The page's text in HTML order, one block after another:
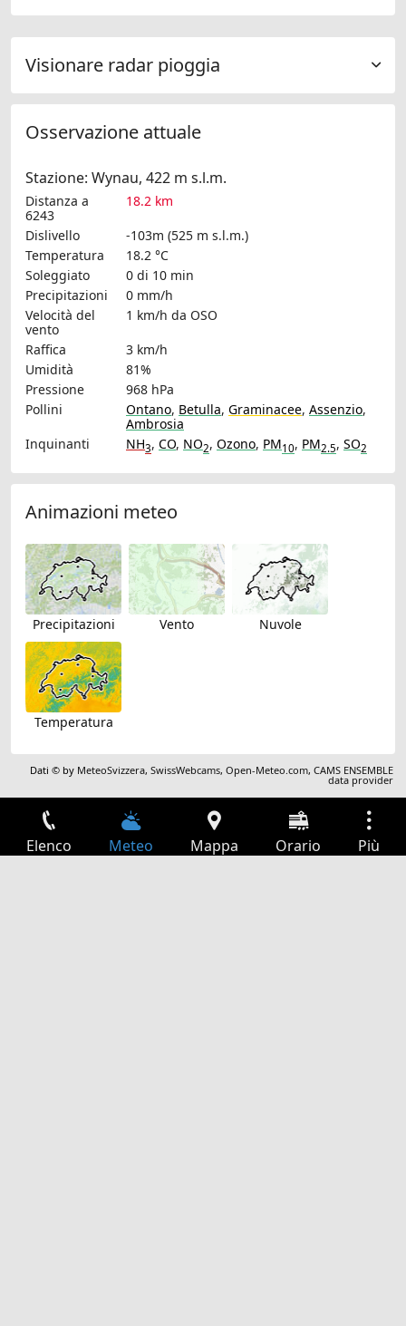
Visionare radar pioggia
Osservazione attuale
Stazione: Wynau, 422 m s.l.m.
Distanza a
6243
18.2 km
Dislivello
-103m (525 m s.l.m.)
Temperatura
18.2 °C
Soleggiato
0 di 10 min
Precipitazioni
0 mm/h
Velocità del
vento
1 km/h da OSO
Raffica
3 km/h
Umidità
81%
Pressione
968 hPa
Pollini
Ontano, Betulla, Graminacee, Assenzio,
Ambrosia
Inquinanti
NH3, CO, NO2, Ozono, PM10, PM2.5, SO2
Animazioni meteo
Precipitazioni Vento Nuvole
Temperatura
Dati © by MeteoSvizzera,SwissWebcams,Open-Meteo.com,CAMS ENSEMBLE
data provider
Elenco Meteo Mappa Orario Più